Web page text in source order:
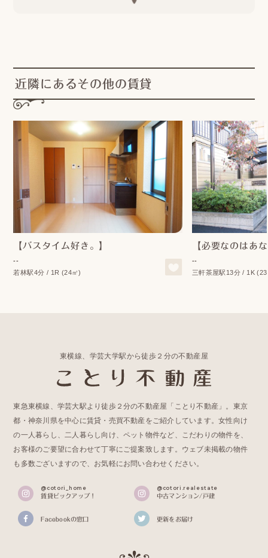
近隣にあるその他の賃貸
【バスタイム好き。】
--
若林駅4分 / 1R (24㎡)
【必要なのはあ
--
三軒茶屋駅13分 / 1K
東横線、学芸大学駅から徒歩２分の不動産屋
東急東横線、学芸大駅より徒歩２分の不動産屋「ことり不動産」。東京
都・神奈川県を中心に賃貸・売買不動産をご紹介しています。女性向け
の一人暮らし、二人暮らし向け、ペット物件など、こだわりの物件を、
お客様のご要望に合わせて丁寧にご提案致します。ウェブ未掲載の物件
も多数ございますので、お気軽にお問い合わせください。
@cotori_home
賃貸ピックアップ！
@cotori.realestate
中古マンション/戸建
Facebookの窓口 更新をお届け